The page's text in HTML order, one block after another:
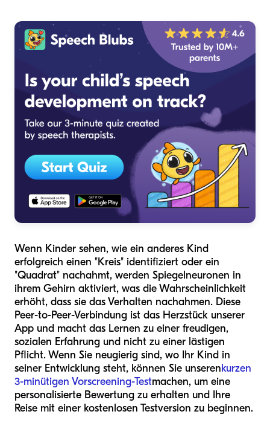
Wenn Kinder sehen, wie ein anderes Kind
erfolgreich einen "Kreis" identifiziert oder ein
"Quadrat" nachahmt, werden Spiegelneuronen in
ihrem Gehirn aktiviert, was die Wahrscheinlichkeit
erhöht, dass sie das Verhalten nachahmen. Diese
Peer-to-Peer-Verbindung ist das Herzstück unserer
App und macht das Lernen zu einer freudigen,
sozialen Erfahrung und nicht zu einer lästigen
Pflicht. Wenn Sie neugierig sind, wo Ihr Kind in
seiner Entwicklung steht, können Sie unserenkurzen
3-minütigen Vorscreening-Testmachen, um eine
personalisierte Bewertung zu erhalten und Ihre
Reise mit einer kostenlosen Testversion zu beginnen.